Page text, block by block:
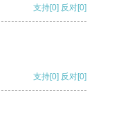
支持[0] 反对[0]
支持[0] 反对[0]